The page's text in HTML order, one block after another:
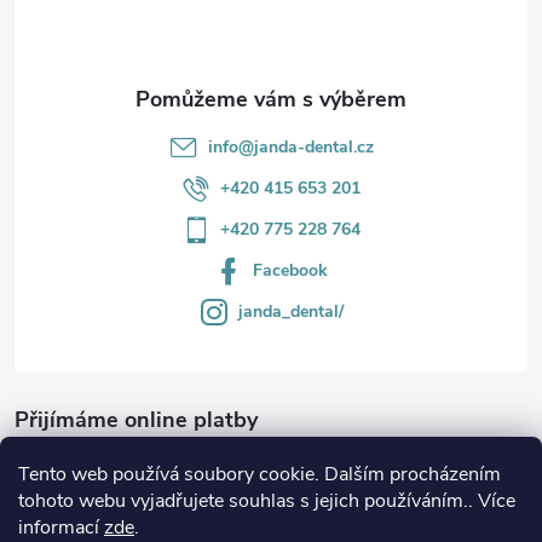
Tento web používá soubory cookie. Dalším procházením
tohoto webu vyjadřujete souhlas s jejich používáním.. Více
informacízde.
info@janda-dental.cz
+420 415 653 201
+420 775 228 764
Facebook
janda_dental/
Přijímáme online platby